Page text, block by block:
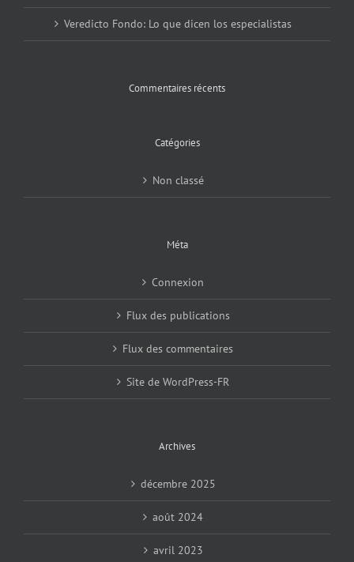
Veredicto Fondo: Lo que dicen los especialistas
Commentaires récents
Catégories
Non classé
Méta
Connexion
Flux des publications
Flux des commentaires
Site de WordPress-FR
Archives
décembre 2025
août 2024
avril 2023